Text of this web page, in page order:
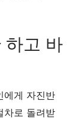
하고 바
에게 자진반
차로 돌려받